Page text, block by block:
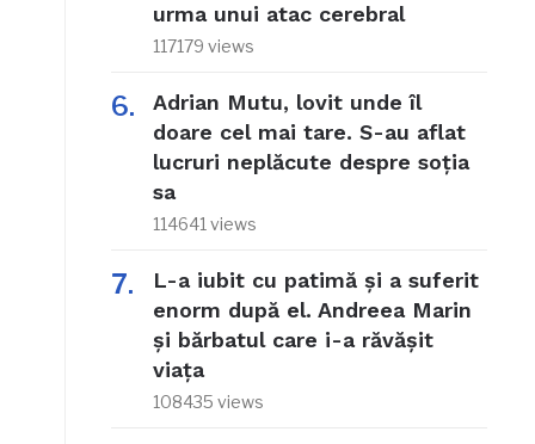
urma unui atac cerebral
117179 views
Adrian Mutu, lovit unde îl
doare cel mai tare. S-au aflat
lucruri neplăcute despre soția
sa
114641 views
L-a iubit cu patimă și a suferit
enorm după el. Andreea Marin
și bărbatul care i-a răvășit
viața
108435 views